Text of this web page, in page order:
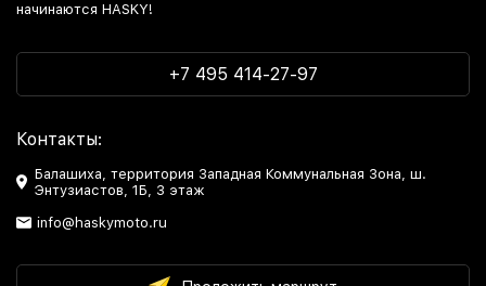
начинаются HASKY!
+7 495 414-27-97
Контакты:
Балашиха, территория Западная Коммунальная Зона, ш.
Энтузиастов, 1Б, 3 этаж
info@haskymoto.ru